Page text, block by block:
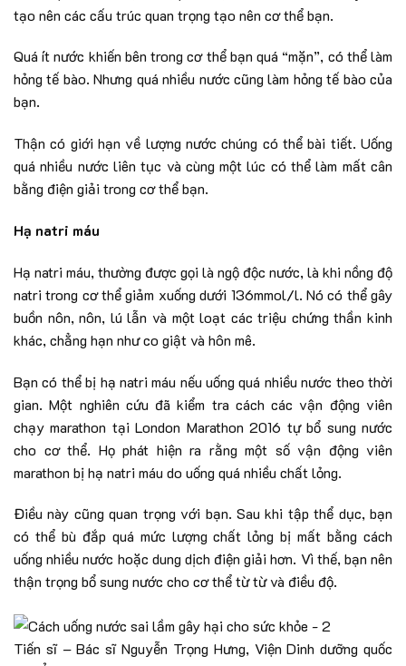
tạo nên các cấu trúc quan trọng tạo nên cơ thể bạn.
Quá ít nước khiến bên trong cơ thể bạn quá “mặn”, có thể làm
hỏng tế bào. Nhưng quá nhiều nước cũng làm hỏng tế bào của
bạn.
Thận có giới hạn về lượng nước chúng có thể bài tiết. Uống
quá nhiều nước liên tục và cùng một lúc có thể làm mất cân
bằng điện giải trong cơ thể bạn.
Hạ natri máu
Hạ natri máu, thường được gọi là ngộ độc nước, là khi nồng độ
natri trong cơ thể giảm xuống dưới 136mmol/l. Nó có thể gây
buồn nôn, nôn, lú lẫn và một loạt các triệu chứng thần kinh
khác, chẳng hạn như co giật và hôn mê.
Bạn có thể bị hạ natri máu nếu uống quá nhiều nước theo thời
gian. Một nghiên cứu đã kiểm tra cách các vận động viên
chạy marathon tại London Marathon 2016 tự bổ sung nước
cho cơ thể. Họ phát hiện ra rằng một số vận động viên
marathon bị hạ natri máu do uống quá nhiều chất lỏng.
Điều này cũng quan trọng với bạn. Sau khi tập thể dục, bạn
có thể bù đắp quá mức lượng chất lỏng bị mất bằng cách
uống nhiều nước hoặc dung dịch điện giải hơn. Vì thế, bạn nên
thận trọng bổ sung nước cho cơ thể từ từ và điều độ.
Tiến sĩ – Bác sĩ Nguyễn Trọng Hưng, Viện Dinh dưỡng quốc